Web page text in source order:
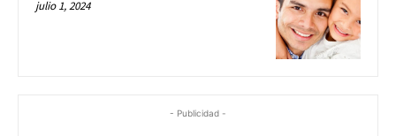
julio 1, 2024
- Publicidad -